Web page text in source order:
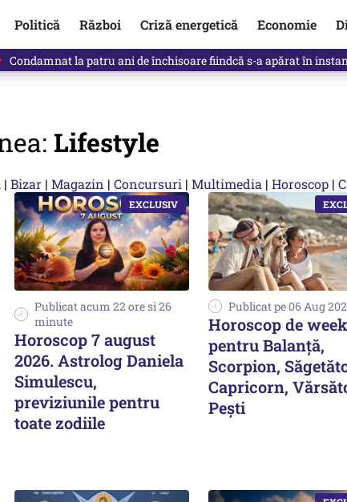
Politică Război Criză energetică Economie
Singurul lucru care l-ar putea clinti pe Ilie Bolojan de la Palatul
Lifestyle
| Bizar | Magazin | Concursuri | Multimedia | Horoscop |
Publicat acum 22 ore si 26
minute
Horoscop 7 august
2026. Astrolog Daniela
Simulescu,
previziunile pentru
toate zodiile
Publicat pe 06 Aug
Horoscop de
pentru Balanță,
Scorpion,
Capricorn,
Pești